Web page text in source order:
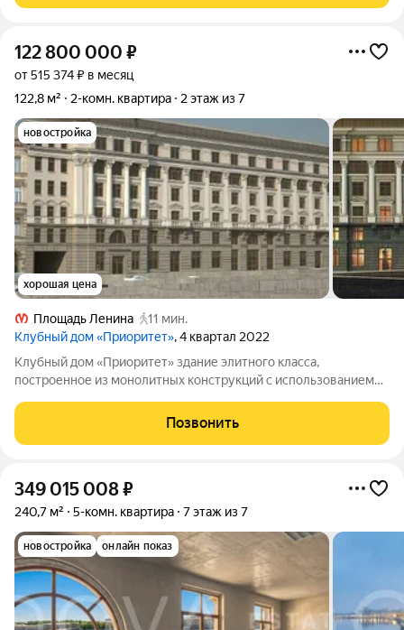
122 800 000 ₽
от 515 374 ₽ в месяц
122,8 м²
2-комн. квартира 2 этаж из 7
новостройка
хорошая цена
Площадь Ленина
11 мин.
Клубный дом «Приоритет», 4 квартал 2022
Клубный дом «Приоритет» здание элитного класса,
построенное из монолитных конструкций с использованием
надземных и 2 подземных этажа, всего один корпус и 40
квартир. Отделка в квартирах пока
Позвонить
349 015 008₽
240,7 м² 5-комн. квартира 7 этаж из 7
новостройка онлайн показ